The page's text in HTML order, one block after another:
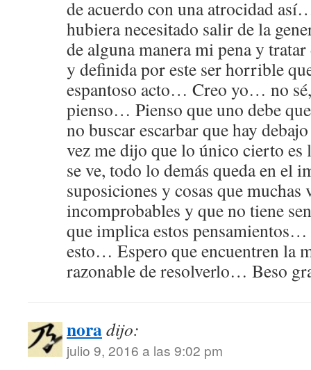
de acuerdo con una atrocidad
hubiera necesitado salir de la
de alguna manera mi pena y
y definida por este ser horrible
espantoso acto… Creo yo… no
pienso… Pienso que uno debe
no buscar escarbar que hay
vez me dijo que lo único cierto es
se ve, todo lo demás queda en el
suposiciones y cosas que muchas
incomprobables y que no tiene
que implica estos
esto… Espero que encuentren la
razonable de resolverlo… Beso
noradijo:
julio 9, 2016 a las 9:02 pm